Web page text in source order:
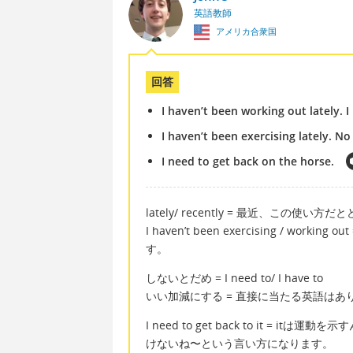
英語教師
アメリカ合衆国
回答
I haven’t been working out lately.
I haven’t been exercising lately.
I need to get back on the horse.
lately/ recently = 最近、この使い方だと
I haven’t been exercising / working out
す。
しないとだめ = I need to/ I have to
いい加減にする = 直接に当たる英語は
I need to get back to it = itは運動を示す
けないね〜という言い方になります。